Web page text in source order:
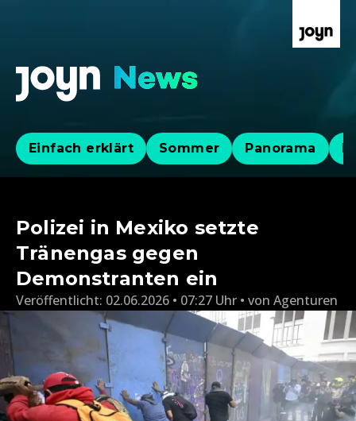
Einfach erklärt Sommer Panorama
Polizei in Mexiko setzte
Tränengas gegen
Demonstranten ein
Veröffentlicht: 02.06.2026 • 07:27 Uhr von Agenturen